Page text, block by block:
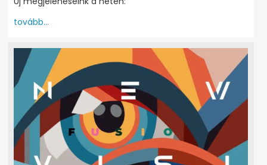
tovább...